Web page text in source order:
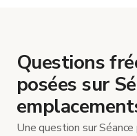
Questions
posées sur
Une question sur